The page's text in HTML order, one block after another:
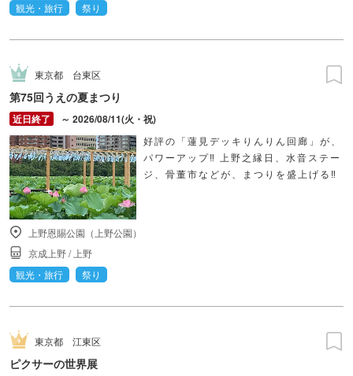
観光・旅行
祭り
東京都 台東区
第75回うえの夏まつり
～ 2026/08/11(火・祝)
好評の「蓮見デッキりんりん回廊」が、
パワーアップ‼ 上野之縁日、水音ステー
ジ、骨董市などが、まつりを盛上げる‼
上野恩賜公園（上野公園）
京成上野/上野
観光・旅行
祭り
東京都 江東区
ピクサーの世界展